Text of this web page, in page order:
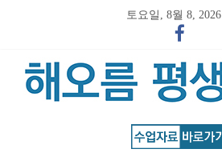
토요일, 8월 8, 2026